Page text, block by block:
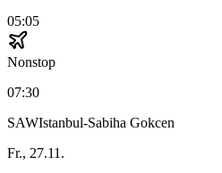
05:05
Nonstop
07:30
SAWIstanbul-Sabiha Gokcen
Fr., 27.11.